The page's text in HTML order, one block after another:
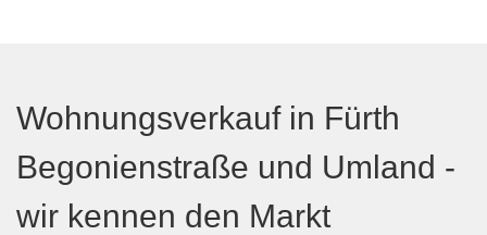
Wohnungsverkauf in Fürth
Begonienstraße und Umland -
wir kennen den Markt